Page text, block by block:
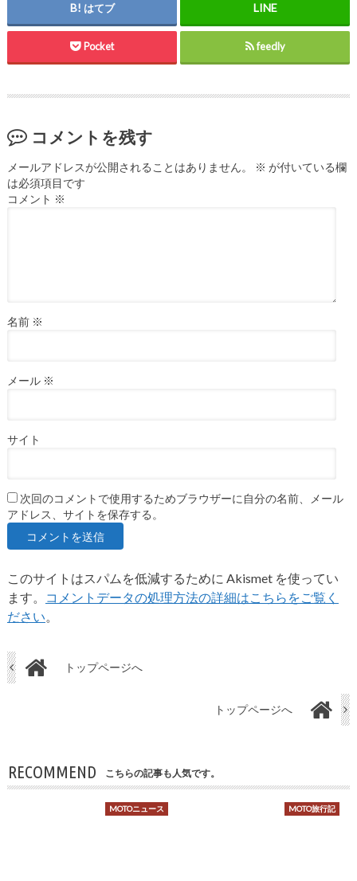
はてブ
Pocket feedly
コメントを残す
メールアドレスが公開されることはありません。 ※ が付いている欄
は必須項目です
コメント ※
名前 ※
メール ※
サイト
次回のコメントで使用するためブラウザーに自分の名前、メール
アドレス、サイトを保存する。
このサイトはスパムを低減するために Akismet を使ってい
ます。
コメントデータの処理方法の詳細はこちらをご覧く
ださい。
トップページへ
トップページへ
RECOMMEND こちらの記事も人気です。
MOTOニュース MOTO旅行記